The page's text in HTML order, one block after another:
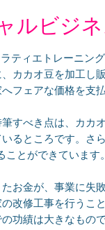
ルビジ
ティエトレーニン
カカオ豆を加工し
フェアな価格を支
すべき点は、カカ
るところです。
とができています。
お金が、事業に失
改修工事を行う
功績は大きなもので